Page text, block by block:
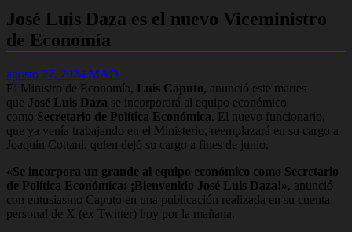
José Luis Daza es el nuevo Viceministro
de Economía
agosto 27, 2024 MAD
El Ministro de Economía, Luis Caputo, anunció este martes
que José Luis Daza se incorporará al equipo económico
como Secretario de Política Económica. El nuevo funcionario,
que ya venía trabajando en el Ministerio, reemplazará en su cargo a
Joaquín Cottani, quien dejó su cargo a fines de junio.
«Se incorpora un grande al equipo económico como Secretario
de Política Económica: ¡Bienvenido José Luis Daza!», anunció
con entusiasmo Caputo en una publicación realizada en su cuenta
personal de X (ex Twitter) hoy por la mañana.